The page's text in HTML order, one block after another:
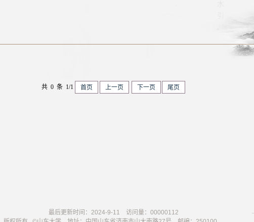
共 0 条 1/1 首页 上一页 下一页 尾页
最后更新时间： 2024-9-11 访问量： 00000112